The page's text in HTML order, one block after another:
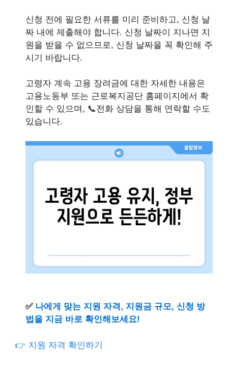
신청 전에 필요한 서류를 미리 준비하고, 신청 날
짜 내에 제출해야 합니다. 신청 날짜이 지나면 지
원을 받을 수 없으므로, 신청 날짜을 꼭 확인해 주
시기 바랍니다.
고령자 계속 고용 장려금에 대한 자세한 내용은
고용노동부 또는 근로복지공단 홈페이지에서 확
인할 수 있으며, 📞전화 상담을 통해 연락할 수도
있습니다.
✅ 나에게 맞는 지원 자격, 지원금 규모, 신청 방
법을 지금 바로 확인해보세요!
👉 지원 자격 확인하기